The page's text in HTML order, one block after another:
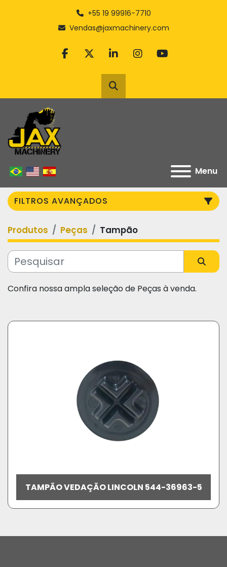
+55 19 99916-7710
Vendas@jaxmachinery.com
facebook
twitterlinkedininstagram
youtube
Pesquisar
Menu
FILTROS AVANÇADOS
Categoria
Fabricante
Produtos Peças Tampão
Confira nossa ampla seleção de Peças à venda.
TAMPÃO VEDAÇÃO LINCOLN 544-36963-5